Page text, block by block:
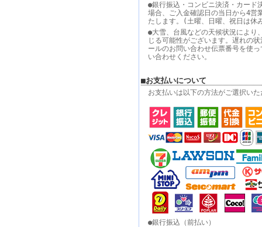
●銀行振込・コンビニ決済・カード
場合、ご入金確認日の当日から4営
たします。(土曜、日曜、祝日は休
●大雪、台風などの天候状況により
じる可能性がございます。遅れの
ールのお問い合わせ伝票番号を使
い合わせください。
■お支払いについて
お支払いは以下の方法がご選択い
●銀行振込（前払い）